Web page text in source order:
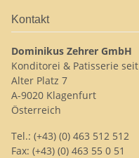
Kontakt
Dominikus Zehrer GmbH
Konditorei & Patisserie
Alter Platz 7
A-9020 Klagenfurt
Österreich
Tel.: (+43) (0) 463 512 512
Fax: (+43) (0) 463 55 0 51